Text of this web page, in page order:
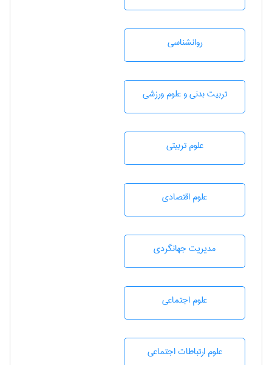
روانشناسی
تربيت بدنی و علوم ورزشی
علوم تربيتی
علوم اقتصادی
مديريت جهانگردی
علوم اجتماعی
علوم ارتباطات اجتماعی